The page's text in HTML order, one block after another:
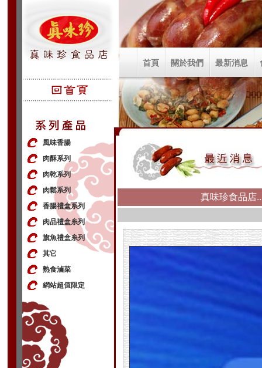
風味香腸
肉酥系列
肉乾系列
肉鬆系列
香腸禮盒系列
肉品禮盒糸列
旗魚禮盒糸列
其它
熟食滷菜
網站超值限定
首頁 關於我們 最新消息
真味珍食品店